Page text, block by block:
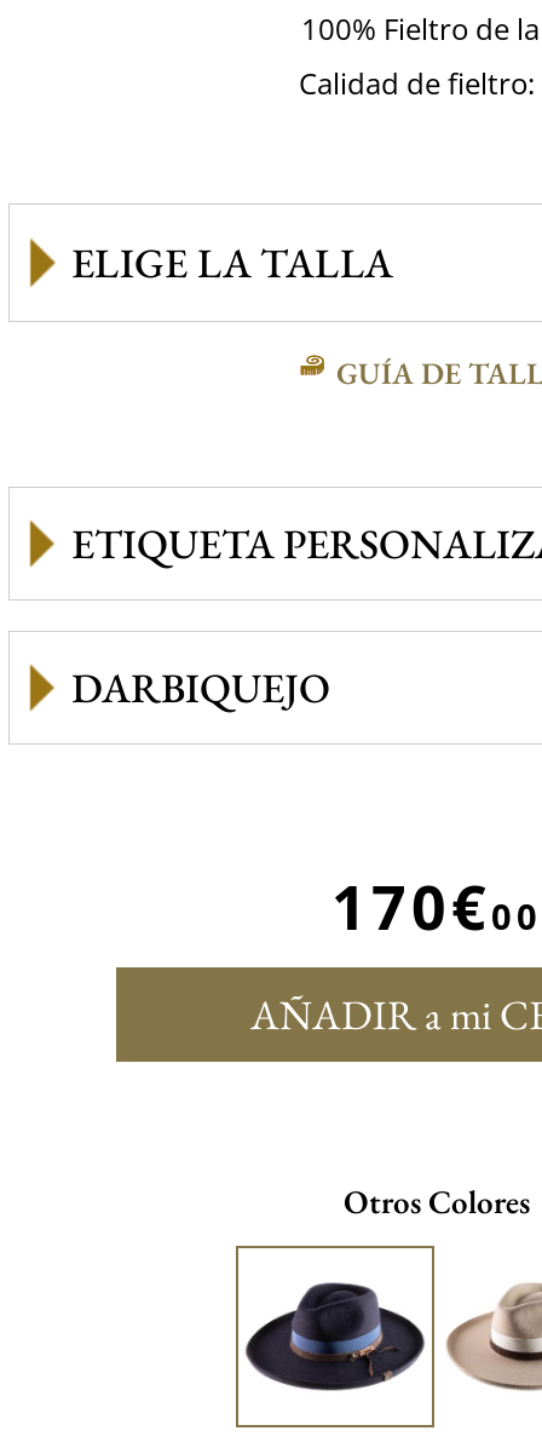
100% Fieltro de
Calidad de fieltro:
GUÍA DE
ETIQUETA
DARBIQUEJO
170€00
AÑADIR a mi
Otros Colores